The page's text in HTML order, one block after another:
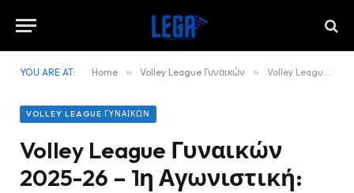
YOU ARE AT: Home » Volley League Γυναικών » Volley League Γυναικών 2025-26 – 1η Αγωνιστική:
VOLLEY LEAGUE ΓΥΝΑΙΚΏΝ
Volley League Γυναικών
2025-26 – 1η Αγωνιστική: